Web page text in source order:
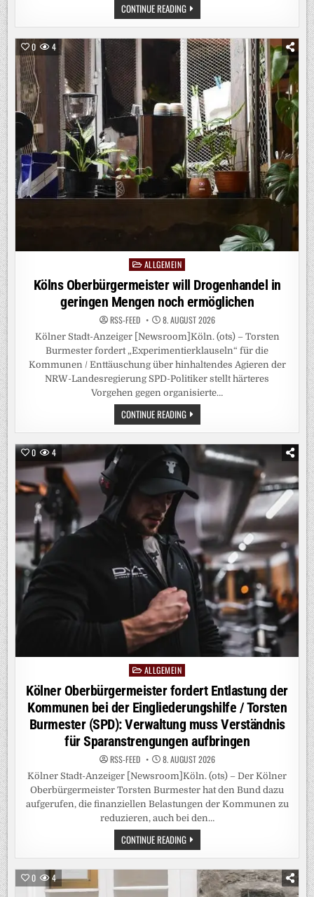
CONTINUE READINGPROTEST
GEGEN
AFD-
ANNÄHERUNG
–
AUSTRITTE
BEIM
BSW-
SACHSEN-
ANHALT
0 4
PostedALLGEMEIN
Kölns Oberbürgermeister will Drogenhandel in
geringen Mengen noch ermöglichen
RSS-FEED 8. AUGUST 2026
Kölner Stadt-Anzeiger [Newsroom]Köln. (ots) – Torsten
Burmester fordert „Experimentierklauseln“ für die
Kommunen / Enttäuschung über hinhaltendes Agieren der
NRW-Landesregierung SPD-Politiker stellt härteres
Vorgehen gegen organisierte…
CONTINUE READINGKÖLNS
OBERBÜRGERMEISTER
WILL
DROGENHANDEL
GERINGEN
MENGEN
NOCH
ERMÖGLICHEN
0 4
PostedALLGEMEIN
Kölner Oberbürgermeister fordert Entlastung der
Kommunen bei der Eingliederungshilfe / Torsten
Burmester (SPD): Verwaltung muss Verständnis
für Sparanstrengungen aufbringen
RSS-FEED 8. AUGUST 2026
Kölner Stadt-Anzeiger [Newsroom]Köln. (ots) – Der Kölner
Oberbürgermeister Torsten Burmester hat den Bund dazu
aufgerufen, die finanziellen Belastungen der Kommunen zu
reduzieren, auch bei den…
CONTINUE READINGKÖLNER
OBERBÜRGERMEISTER
FORDERT
DER
KOMMUNEN
0 4